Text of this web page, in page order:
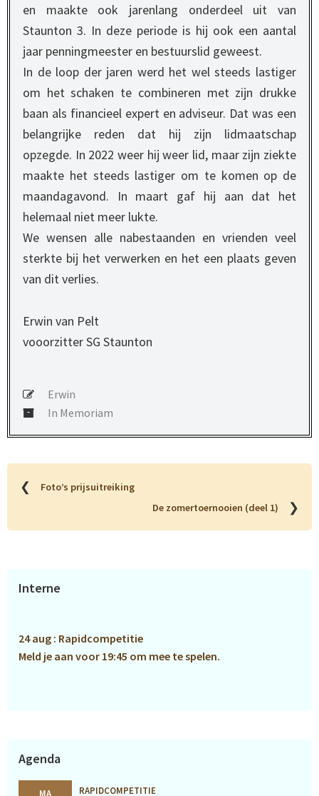
en maakte ook jarenlang onderdeel uit van
Staunton 3. In deze periode is hij ook een aantal
jaar penningmeester en bestuurslid geweest.
In de loop der jaren werd het wel steeds lastiger
om het schaken te combineren met zijn drukke
baan als financieel expert en adviseur. Dat was een
belangrijke reden dat hij zijn lidmaatschap
opzegde. In 2022 weer hij weer lid, maar zijn ziekte
maakte het steeds lastiger om te komen op de
maandagavond. In maart gaf hij aan dat het
helemaal niet meer lukte.
We wensen alle nabestaanden en vrienden veel
sterkte bij het verwerken en het een plaats geven
van dit verlies.
Erwin van Pelt
vooorzitter SG Staunton
Erwin
In Memoriam
❮
Foto’s prijsuitreiking
De zomertoernooien (deel 1)
❯
Primaire
Interne
24 aug : Rapidcompetitie
Meld je aan voor 19:45 om mee te spelen.
Agenda
MA RAPIDCOMPETITIE